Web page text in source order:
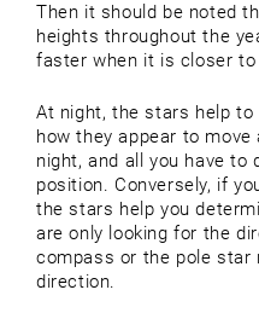
Then it should be noted
heights throughout the
faster when it is closer to
At night, the stars help to
how they appear to
night, and all you have to
position. Conversely, if
the stars help you
are only looking for the
compass or the pole star
direction.